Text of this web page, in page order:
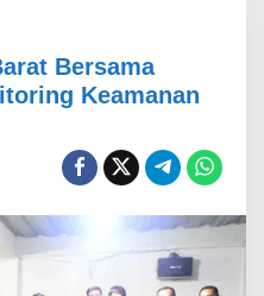
Bersama
Keamanan